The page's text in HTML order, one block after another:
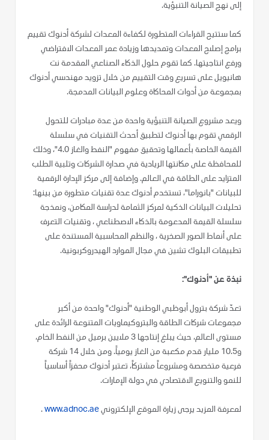
إلى نهج الصيانة التنبؤية.
كما ستتيح القراءات المتطورة لكفاءة المعدات لشركة أدنوك تقييم
برامج إصلاح المعدات وتمديدها وزيادة عمر المعدات الافتراضي
ورفع انتاجيتها. كما تقوم حلول الذكاء الصناعي المقدمة نت
هانيويل على تسريع وقت التقييم من خلال تزويد مهندسي أدنوك
بمجموعة من أدوات المحاكاة وعلوم البيانات المدمجة.
ويعد مشروع الصيانة التنبؤية واحدة من عدة مبادرات للتحول
الرقمي تقوم بها أدنوك لتطبيق أحدث التقنيات في سلسلة
القيمة الخاصة بأعمالها وتحقيق مفهوم "النفط والغاز 4.0"، وذلك
للمحافظة على مكانتها الريادية في صدارة الشركات وتلبية الطلب
المتزايد على الطاقة في العالم. وإضافة إلى مركز الإدارة الرقمية
للبيانات "بانوراما"، تستخدم أدنوك عدة تقنيات متطورة من بينها:
تحليلات البيانات الذكية لمركز الثمامة لدراسة المكامن، ونمذجة
سلسلة القيمة المدعومة بالذكاء الاصطناعي ، وتقنيات التعرف
على أنماط الصور الصخرية ، والنظم المحاسبية المستندة على
تطبيقات البلوك تشين في مجال الموارد الهيدروكربونية.
نبذة عن "أدنوك":
تعدّ شركة بترول أبوظبي الوطنية "أدنوك" واحدة من أكبر
مجموعات شركات الطاقة والبتروكيماويات المتنوعة الرائدة على
مستوى العالم، حيث يبلغ إنتاجها 3 ملايين برميل من النفط الخام،
و10.5 مليار قدم مكعبة من الغاز يومياً. ومن خلال 14 شركة
فرعية متخصصة ومشروعاً مشتركاً، تعتبر أدنوك محفزاً أساسياً
للنمو والتنويع الاقتصادي في دولة الإمارات.
لمعرفة المزيد يرجى زيارة الموقع الإلكتروني www.adnoc.ae
.